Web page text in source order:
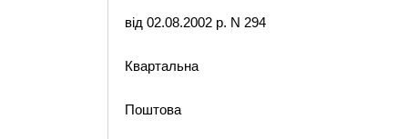
від 02.08.2002 р. N 294
Квартальна
Поштова